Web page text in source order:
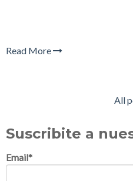
Read More
All
Suscribite a
Email*